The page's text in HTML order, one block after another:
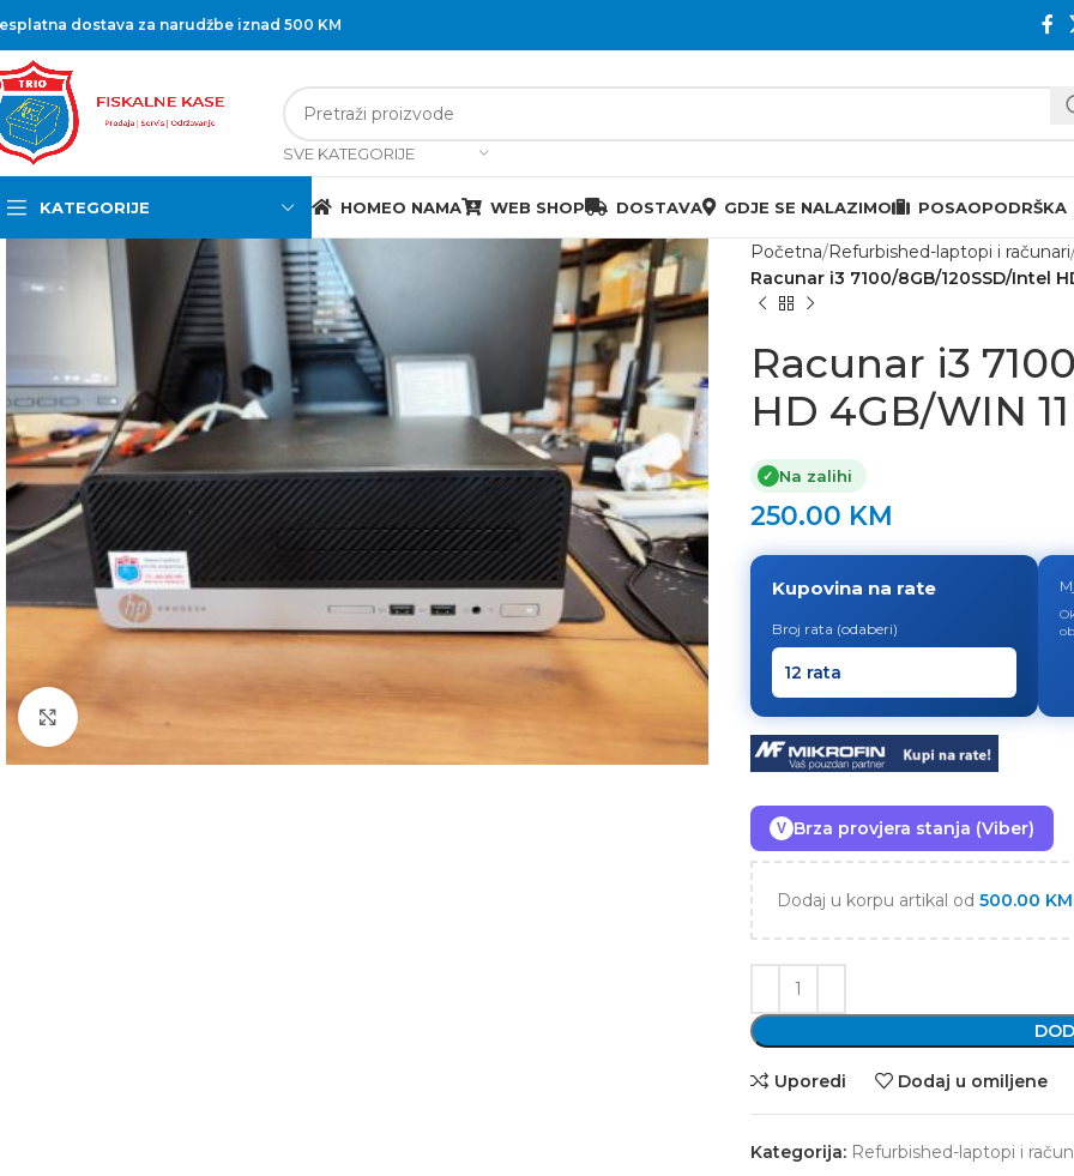
dostava za narudžbe iznad 500 KM
SVE KATEGORIJE
KATEGORIJE HOMEO NAMA WEB SHOP DOSTAVA GDJE SE NALAZIMO POSAOPODRŠKA
Click to enlarge
Početna Refurbished-laptopi i računari
Racunar i3 7100/8GB/120SSD/Intel
Racunar i3
HD 4GB/WIN
✓ Na zalihi
250.00 KM
Kupovina na rate
Broj rata (odaberi)
V Brza provjera stanja (Viber)
Dodaj u korpu artikal od 500.00 KM
Uporedi Dodaj u omiljene
Kategorija: Refurbished-laptopi i